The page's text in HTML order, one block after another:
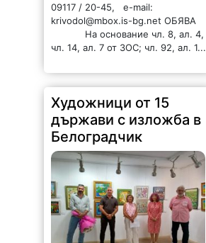
09117 / 20-45, e-mail:
krivodol@mbox.is-bg.net ОБЯВА
На основание чл. 8, ал. 4,
чл. 14, ал. 7 от ЗОС; чл. 92, ал. 1...
Художници от 15
държави с изложба в
Белоградчик